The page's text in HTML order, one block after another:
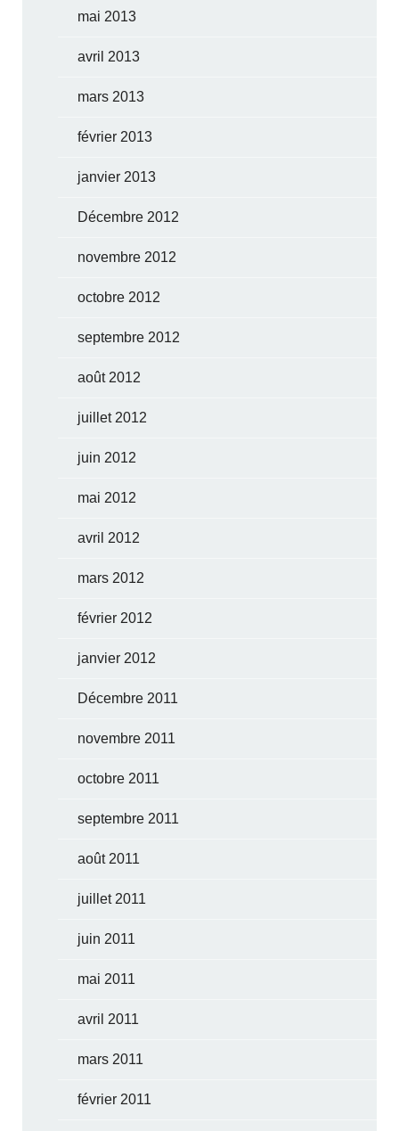
mai 2013
avril 2013
mars 2013
février 2013
janvier 2013
Décembre 2012
novembre 2012
octobre 2012
septembre 2012
août 2012
juillet 2012
juin 2012
mai 2012
avril 2012
mars 2012
février 2012
janvier 2012
Décembre 2011
novembre 2011
octobre 2011
septembre 2011
août 2011
juillet 2011
juin 2011
mai 2011
avril 2011
mars 2011
février 2011